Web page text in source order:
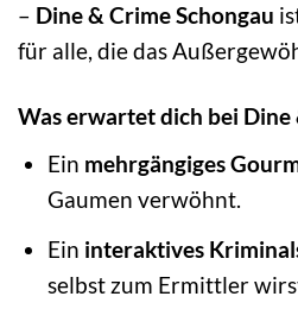
– Dine & Crime Schongau
für alle, die das
Was erwartet dich bei Dine
Ein mehrgängiges
Gaumen verwöhnt.
Ein interaktives
selbst zum Ermittler